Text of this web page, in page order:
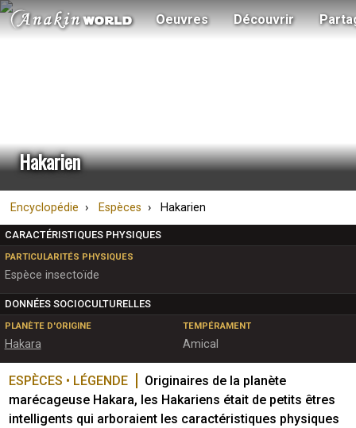
Oeuvres Découvrir
Hakarien
Encyclopédie Espèces Hakarien
CARACTÉRISTIQUES PHYSIQUES
PARTICULARITÉS PHYSIQUES
Espèce insectoïde
DONNÉES SOCIOCULTURELLES
PLANÈTE D'ORIGINE
Hakara
TEMPÉRAMENT
Amical
ESPÈCES • LÉGENDE
Originaires de la planète
marécageuse Hakara, les Hakariens était de petits êtres
intelligents qui arboraient les caractéristiques physiques